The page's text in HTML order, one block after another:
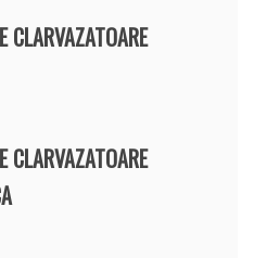
CLARVAZATOARE
CLARVAZATOARE